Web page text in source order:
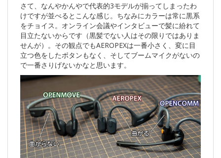
さて、なんやかんやで代表的3モデルが揃ってしまったわ
けですが並べるとこんな感じ。ちなみにカラーは常に黒系
をチョイス。オンライン会議やインタビューで髪に紛れて
目立たないからです（黒髪でない人はその限りではありま
せんが）。その観点でもAEROPEXは一番小さく、変に目
立つ色をしたボタンもなく、そしてブームマイクがないの
で一番さりげないかなと思います。